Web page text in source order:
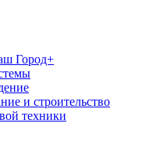
Город+
и строительство
техники